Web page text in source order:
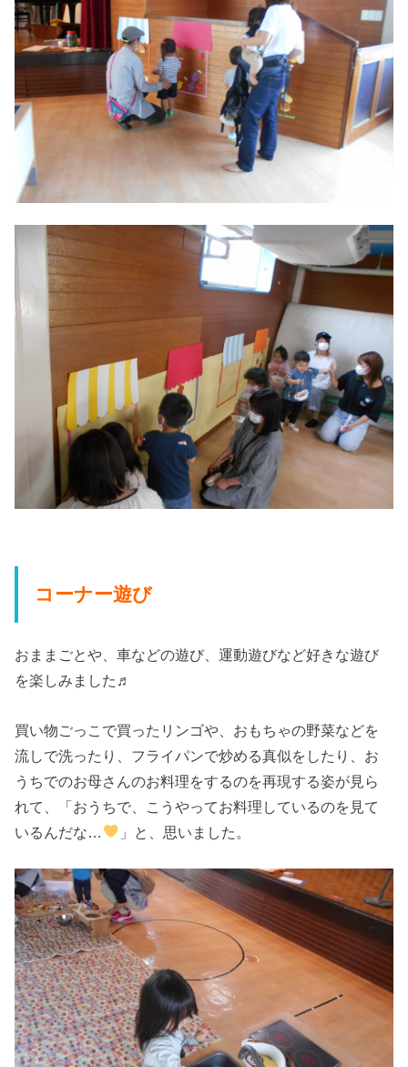
コーナー遊び
おままごとや、車などの遊び、運動遊びなど好きな遊び
を楽しみました♬
買い物ごっこで買ったリンゴや、おもちゃの野菜などを
流しで洗ったり、フライパンで炒める真似をしたり、お
うちでのお母さんのお料理をするのを再現する姿が見ら
れて、「おうちで、こうやってお料理しているのを見て
いるんだな…
」と、思いました。